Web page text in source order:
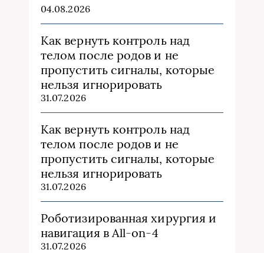
04.08.2026
Как вернуть контроль над
телом после родов и не
пропустить сигналы, которые
нельзя игнорировать
31.07.2026
Как вернуть контроль над
телом после родов и не
пропустить сигналы, которые
нельзя игнорировать
31.07.2026
Роботизированная хирургия и
навигация в All-on-4
31.07.2026